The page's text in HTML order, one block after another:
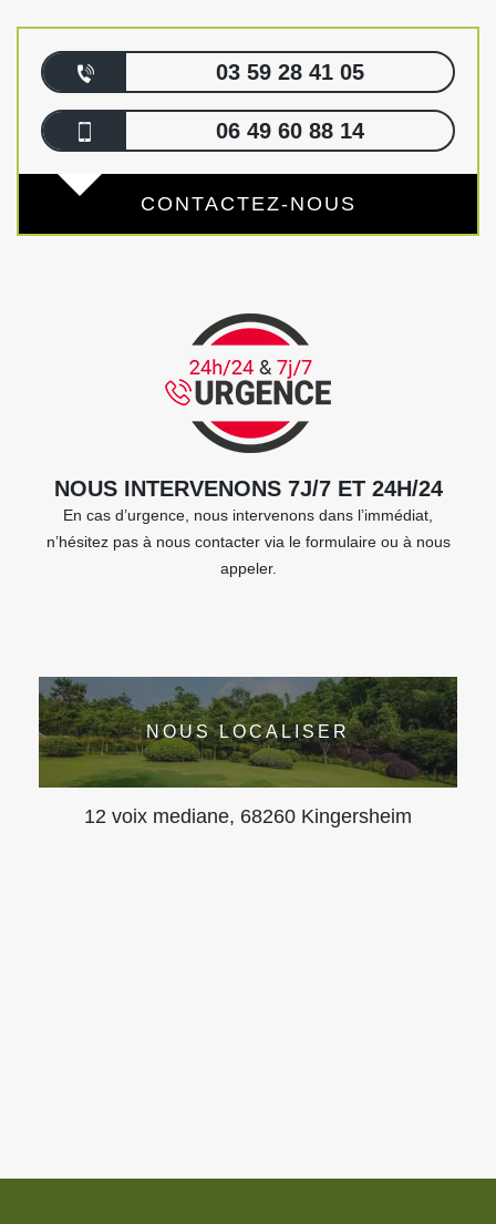
03 59 28 41 05
06 49 60 88 14
CONTACTEZ-NOUS
NOUS INTERVENONS 7J/7 ET 24H/24
En cas d’urgence, nous intervenons dans l’immédiat,
n’hésitez pas à nous contacter via le formulaire ou à nous
appeler.
NOUS LOCALISER
12 voix mediane, 68260 Kingersheim